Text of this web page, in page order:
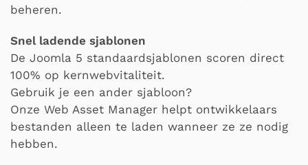
beheren.
Snel ladende sjablonen
De Joomla 5 standaardsjablonen scoren direct
100% op kernwebvitaliteit.
Gebruik je een ander sjabloon?
Onze Web Asset Manager helpt ontwikkelaars
bestanden alleen te laden wanneer ze ze nodig
hebben.